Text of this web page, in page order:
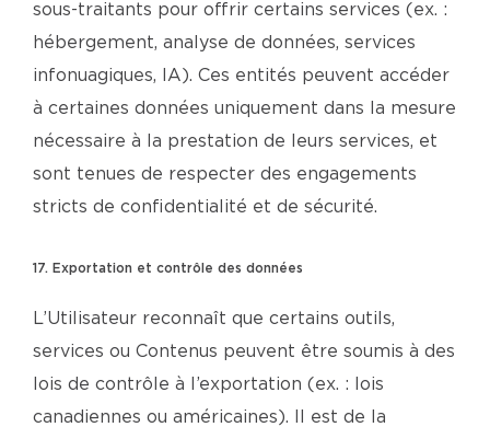
sous-traitants pour offrir certains services (ex. :
hébergement, analyse de données, services
infonuagiques, IA). Ces entités peuvent accéder
à certaines données uniquement dans la mesure
nécessaire à la prestation de leurs services, et
sont tenues de respecter des engagements
stricts de confidentialité et de sécurité.
17. Exportation et contrôle des données
L’Utilisateur reconnaît que certains outils,
services ou Contenus peuvent être soumis à des
lois de contrôle à l’exportation (ex. : lois
canadiennes ou américaines). Il est de la